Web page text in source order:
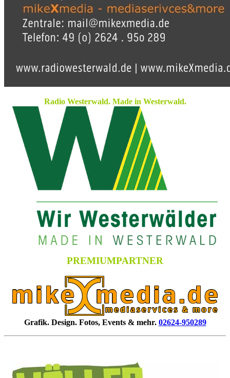
Radio Westerwald. Made in Westerwald.
PREMIUMPARTNER
Grafik. Design. Fotos, Events & mehr. 02624-950289